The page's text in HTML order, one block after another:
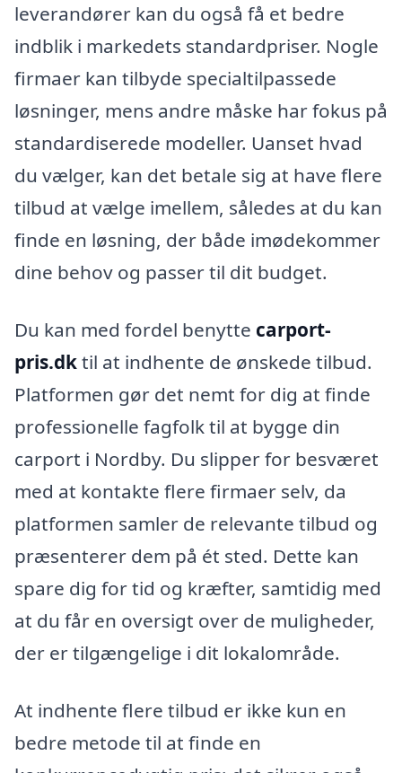
leverandører kan du også få et bedre
indblik i markedets standardpriser. Nogle
firmaer kan tilbyde specialtilpassede
løsninger, mens andre måske har fokus på
standardiserede modeller. Uanset hvad
du vælger, kan det betale sig at have flere
tilbud at vælge imellem, således at du kan
finde en løsning, der både imødekommer
dine behov og passer til dit budget.
Du kan med fordel benytte carport-
pris.dktil at indhente de ønskede tilbud.
Platformen gør det nemt for dig at finde
professionelle fagfolk til at bygge din
carport i Nordby. Du slipper for besværet
med at kontakte flere firmaer selv, da
platformen samler de relevante tilbud og
præsenterer dem på ét sted. Dette kan
spare dig for tid og kræfter, samtidig med
at du får en oversigt over de muligheder,
der er tilgængelige i dit lokalområde.
At indhente flere tilbud er ikke kun en
bedre metode til at finde en